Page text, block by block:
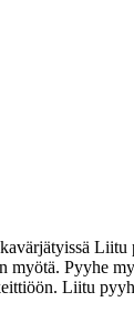
Liitu
Pyyhe
Liitu